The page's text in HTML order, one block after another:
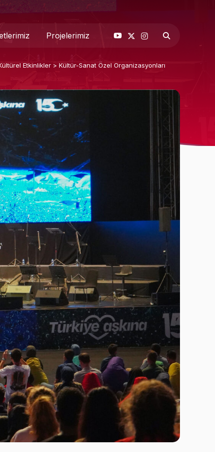
Biz
Projelerimiz
Etkinlikler > Kültür-Sanat Özel Organizasyonları